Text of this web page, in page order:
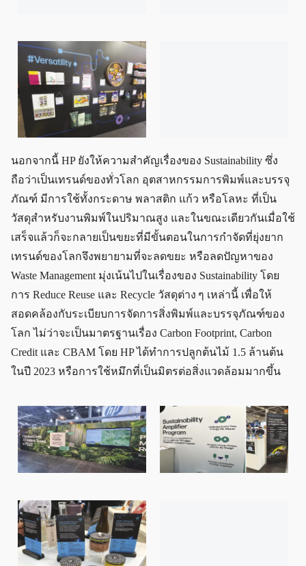
นอกจากนี้ HP ยังให้ความสำคัญเรื่องของ Sustainability ซึ่ง
ถือว่าเป็นเทรนด์ของทั่วโลก อุตสาหกรรมการพิมพ์และบรรจุ
ภัณฑ์ มีการใช้ทั้งกระดาษ พลาสติก แก้ว หรือโลหะ ที่เป็น
วัสดุสำหรับงานพิมพ์ในปริมาณสูง และในขณะเดียวกันเมื่อใช้
เสร็จแล้วก็จะกลายเป็นขยะที่มีขั้นตอนในการกำจัดที่ยุ่งยาก
เทรนด์ของโลกจึงพยายามที่จะลดขยะ หรือลดปัญหาของ
Waste Management มุ่งเน้นไปในเรื่องของ Sustainability โดย
การ Reduce Reuse และ Recycle วัสดุต่าง ๆ เหล่านี้ เพื่อให้
สอดคล้องกับระเบียบการจัดการสิ่งพิมพ์และบรรจุภัณฑ์ของ
โลก ไม่ว่าจะเป็นมาตรฐานเรื่อง Carbon Footprint, Carbon
Credit และ CBAM โดย HP ได้ทำการปลูกต้นไม้ 1.5 ล้านต้น
ในปี 2023 หรือการใช้หมึกที่เป็นมิตรต่อสิ่งแวดล้อมมากขึ้น